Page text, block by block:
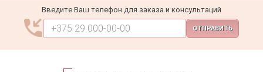
Введите Ваш телефон для заказа и консультаций
ОТПРАВИТЬ